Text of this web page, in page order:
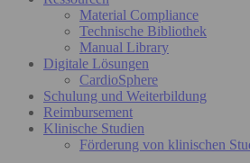
Material Compliance
Technische Bibliothek
Manual Library
Digitale Lösungen
CardioSphere
Schulung und Weiterbildung
Reimbursement
Klinische Studien
Förderung von klinischen